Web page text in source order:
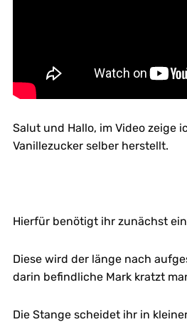
Salut und Hallo, im Video zeige
Vanillezucker selber herstellt.
Hierfür benötigt ihr zunächst
Diese wird der länge nach
darin befindliche Mark kratzt
Die Stange scheidet ihr in